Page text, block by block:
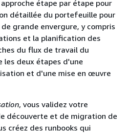
étape par étape pour
détaillée du portefeuille pour
grande envergure, y compris
et la planification des
du flux de travail du
les deux étapes d'une
et d'une mise en œuvre
, vous validez votre
découverte et de migration de
créez des runbooks qui